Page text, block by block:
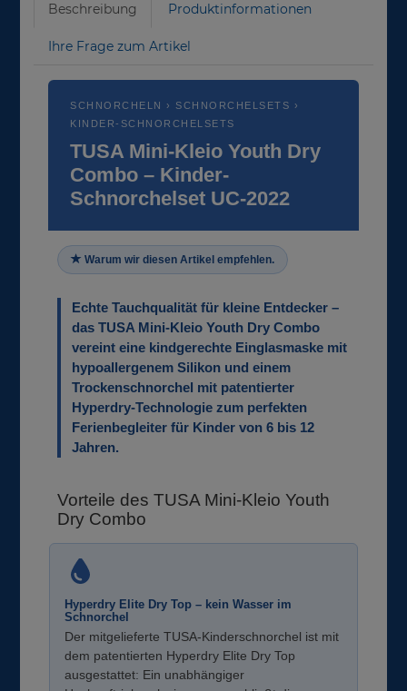
Beschreibung Produktinformationen
Ihre Frage zum Artikel
SCHNORCHELN › SCHNORCHELSETS ›
KINDER-SCHNORCHELSETS
TUSA Mini-Kleio Youth Dry
Combo – Kinder-
Schnorchelset UC-2022
Warum wir diesen Artikel empfehlen.
Echte Tauchqualität für kleine Entdecker –
das TUSA Mini-Kleio Youth Dry Combo
vereint eine kindgerechte Einglasmaske mit
hypoallergenem Silikon und einem
Trockenschnorchel mit patentierter
Hyperdry-Technologie zum perfekten
Ferienbegleiter für Kinder von 6 bis 12
Jahren.
Vorteile des TUSA Mini-Kleio Youth
Dry Combo
Hyperdry Elite Dry Top – kein Wasser im
Schnorchel
Der mitgelieferte TUSA-Kinderschnorchel ist mit
dem patentierten Hyperdry Elite Dry Top
ausgestattet: Ein unabhängiger